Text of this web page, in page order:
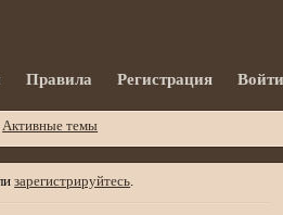
Правила Регистрация
Активные темы
зарегистрируйтесь.